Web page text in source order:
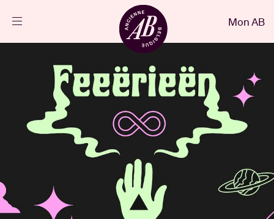
Agenda
Projets
Actualités
Infos visiteurs
Mon AB